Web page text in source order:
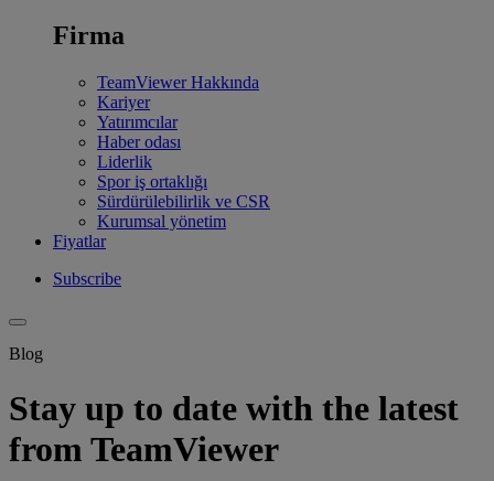
Firma
TeamViewer Hakkında
Kariyer
Yatırımcılar
Haber odası
Liderlik
Spor iş ortaklığı
Sürdürülebilirlik ve CSR
Kurumsal yönetim
Fiyatlar
Subscribe
Blog
Stay up to date with the latest
from TeamViewer